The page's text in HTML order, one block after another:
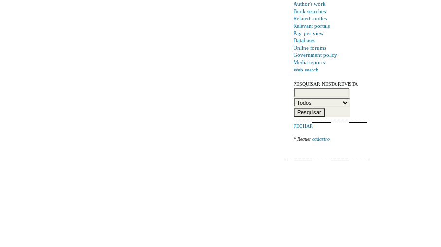
Author's work
Book searches
Related studies
Relevant portals
Pay-per-view
Databases
Online forums
Government policy
Media reports
Web search
PESQUISAR NESTA REVISTA
FECHAR
* Requer cadastro